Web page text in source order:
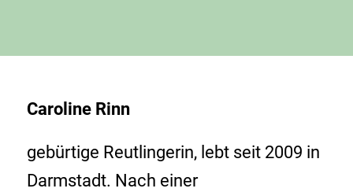
Caroline Rinn
gebürtige Reutlingerin, lebt seit 2009 in
Darmstadt. Nach einer